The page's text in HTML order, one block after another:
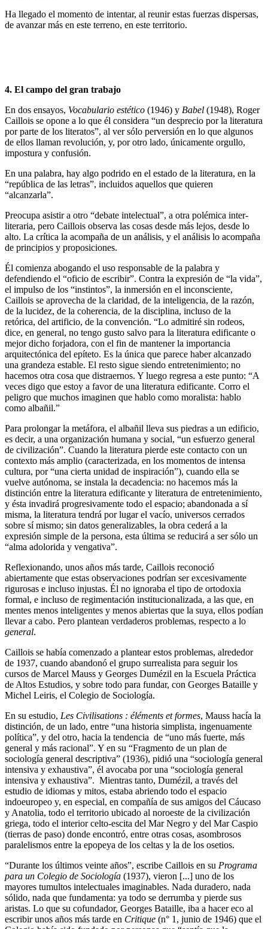
Ha llegado el momento de intentar, al reunir estas fuerzas dispersas,
de avanzar más en este terreno, en este territorio.
4. El campo del gran trabajo
En dos ensayos, Vocabulario estético (1946) y Babel (1948), Roger
Caillois se opone a lo que él considera “un desprecio por la literatura
por parte de los literatos”, al ver sólo perversión en lo que algunos
de ellos llaman revolución, y, por otro lado, únicamente orgullo,
impostura y confusión.
En una palabra, hay algo podrido en el estado de la literatura, en la
“república de las letras”, incluidos aquellos que quieren
“alcanzarla”.
Preocupa asistir a otro “debate intelectual”, a otra polémica inter-
literaria, pero Caillois observa las cosas desde más lejos, desde lo
alto. La crítica la acompaña de un análisis, y el análisis lo acompaña
de principios y proposiciones.
Él comienza abogando el uso responsable de la palabra y
defendiendo el “oficio de escribir”. Contra la expresión de “la vida”,
el impulso de los “instintos”, la inmersión en el inconsciente,
Caillois se aprovecha de la claridad, de la inteligencia, de la razón,
de la lucidez, de la coherencia, de la disciplina, incluso de la
retórica, del artificio, de la convención. “Lo admitiré sin rodeos,
dice, en general, no tengo gusto salvo para la literatura edificante o
mejor dicho forjadora, con el fin de mantener la importancia
arquitectónica del epíteto. Es la única que parece haber alcanzado
una grandeza estable. El resto sigue siendo entretenimiento; no
hacemos otra cosa que distraernos. Y luego regresa a este punto: “A
veces digo que estoy a favor de una literatura edificante. Corro el
peligro que muchos imaginen que hablo como moralista: hablo
como albañil.”
Para prolongar la metáfora, el albañil lleva sus piedras a un edificio,
es decir, a una organización humana y social, “un esfuerzo general
de civilización”. Cuando la literatura pierde este contacto con un
contexto más amplio (caracterizada, en los momentos de intensa
cultura, por “una cierta unidad de inspiración”), cuando ella se
vuelve autónoma, se instala la decadencia: no hacemos más la
distinción entre la literatura edificante y literatura de entretenimiento,
y ésta invadirá progresivamente todo el espacio; abandonada a sí
misma, la literatura tendrá por lugar el vacío, universos cerrados
sobre sí mismo; sin datos generalizables, la obra cederá a la
expresión simple de la persona, esta última se reducirá a ser sólo un
“alma adolorida y vengativa”.
Reflexionando, unos años más tarde, Caillois reconoció
abiertamente que estas observaciones podrían ser excesivamente
rigurosas e incluso injustas. Él no ignoraba el tipo de ortodoxia
formal, e incluso de regimentación institucionalizada, a las que, en
mentes menos inteligentes y menos abiertas que la suya, ellos podían
llevar a cabo. Pero plantean verdaderos problemas, respecto a lo
general.
Caillois se había comenzado a plantear estos problemas, alrededor
de 1937, cuando abandonó el grupo surrealista para seguir los
cursos de Marcel Mauss y Georges Dumézil en la Escuela Práctica
de Altos Estudios, y sobre todo para fundar, con Georges Bataille y
Michel Leiris, el Colegio de Sociología.
En su estudio, Les Civilisations : éléments et formes, Mauss hacía la
distinción, de un lado, entre “una historia simplista, ingenuamente
política”, y del otro, hacia la tendencia de “uno más fuerte, más
general y más racional”. Y en su “Fragmento de un plan de
sociología general descriptiva” (1936), pidió una “sociología general
intensiva y exhaustiva”, él avocaba por una “sociología general
intensiva y exhaustiva”. Mientras tanto, Dumézil, a través del
estudio de idiomas y mitos, estaba abriendo todo el espacio
indoeuropeo y, en especial, en compañía de sus amigos del Cáucaso
y Anatolia, todo el territorio ubicado al noroeste de la civilización
griega, todo el interior celto-escita del Mar Negro y del Mar Caspio
(tierras de paso) donde encontró, entre otras cosas, asombrosos
paralelismos entre la epopeya de los celtas y la de los osetios.
“Durante los últimos veinte años”, escribe Caillois en su Programa
para un Colegio de Sociología (1937), vieron [...] uno de los
mayores tumultos intelectuales imaginables. Nada duradero, nada
sólido, nada que fundamenta: ya todo se derrumba y pierde sus
aristas. Lo que su cofundador, Georges Bataille, iba a hacer eco al
escribir unos años más tarde en Critique (n° 1, junio de 1946) que el